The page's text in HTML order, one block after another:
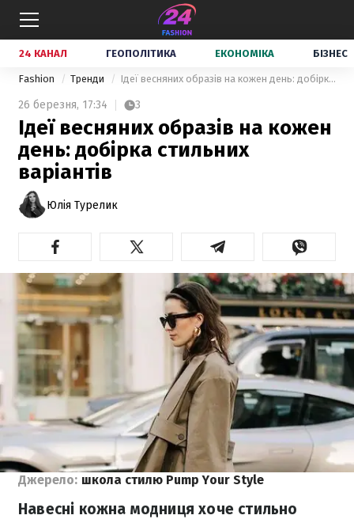
24 КАНАЛ ГЕОПОЛІТИКА ЕКОНОМІКА БІЗНЕС
Fashion Тренди Ідеї весняних образів на кожен день: добірка стильних варіантів
26 березня, 17:34 3
Ідеї весняних образів на кожен
день: добірка стильних
варіантів
Юлія Турелик
Джерело: школа стилю Pump Your Style
Навесні кожна модниця хоче стильно